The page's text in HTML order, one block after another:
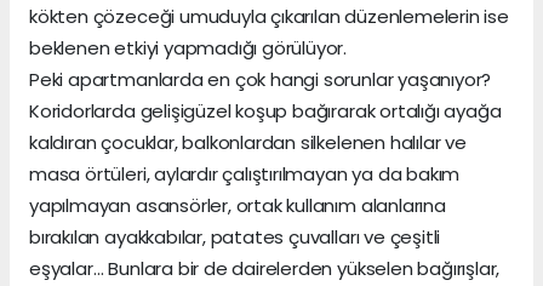
kökten çözeceği umuduyla çıkarılan düzenlemelerin ise
beklenen etkiyi yapmadığı görülüyor.
Peki apartmanlarda en çok hangi sorunlar yaşanıyor?
Koridorlarda gelişigüzel koşup bağırarak ortalığı ayağa
kaldıran çocuklar, balkonlardan silkelenen halılar ve
masa örtüleri, aylardır çalıştırılmayan ya da bakım
yapılmayan asansörler, ortak kullanım alanlarına
bırakılan ayakkabılar, patates çuvalları ve çeşitli
eşyalar… Bunlara bir de dairelerden yükselen bağırışlar,